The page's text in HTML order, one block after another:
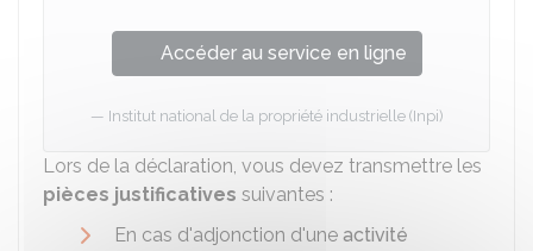
Accéder au service en ligne
Institut national de la propriété industrielle (Inpi)
Lors de la déclaration, vous devez transmettre les
pièces justificatives suivantes :
En cas d'adjonction d'une activité